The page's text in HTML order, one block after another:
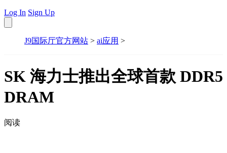
Log In Sign Up
J9国际厅官方网站 > ai应用 >
SK 海力士推出全球首款 DDR5
DRAM
阅读